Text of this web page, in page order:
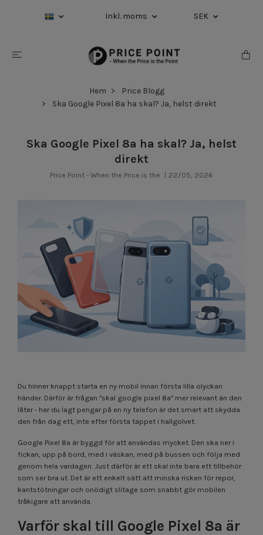
Inkl. moms SEK
Hem
Price Blogg
Ska Google Pixel 8a ha skal? Ja, helst direkt
Ska Google Pixel 8a ha skal? Ja, helst
direkt
Price Point - When the Price is the | 22/05, 2026
Du hinner knappt starta en ny mobil innan första lilla olyckan
händer. Därför är frågan "skal google pixel 8a" mer relevant än den
låter - har du lagt pengar på en ny telefon är det smart att skydda
den från dag ett, inte efter första tappet i hallgolvet.
Google Pixel 8a är byggd för att användas mycket. Den ska ner i
fickan, upp på bord, med i väskan, med på bussen och följa med
genom hela vardagen. Just därför är ett skal inte bara ett tillbehör
som ser bra ut. Det är ett enkelt sätt att minska risken för repor,
kantstötningar och onödigt slitage som snabbt gör mobilen
tråkigare att använda.
Varför skal till Google Pixel 8a är